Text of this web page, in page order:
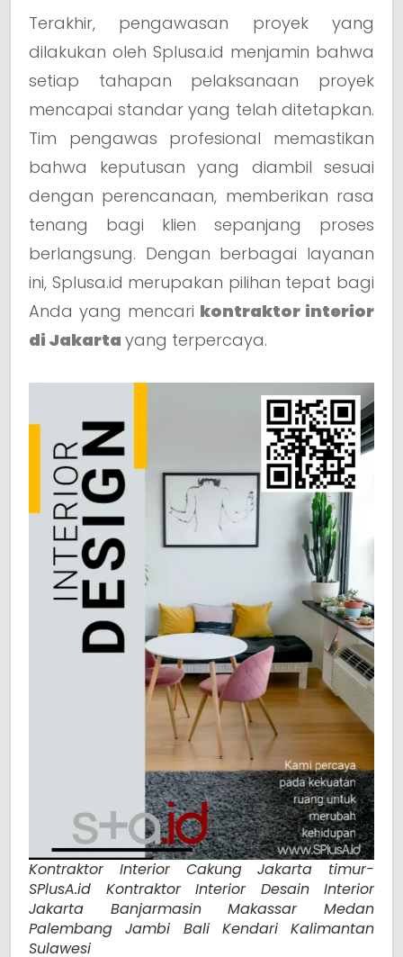
Terakhir, pengawasan proyek yang
dilakukan oleh Splusa.id menjamin bahwa
setiap tahapan pelaksanaan proyek
mencapai standar yang telah ditetapkan.
Tim pengawas profesional memastikan
bahwa keputusan yang diambil sesuai
dengan perencanaan, memberikan rasa
tenang bagi klien sepanjang proses
berlangsung. Dengan berbagai layanan
ini, Splusa.id merupakan pilihan tepat bagi
Anda yang mencari kontraktor interior
di Jakarta yang terpercaya.
Kontraktor Interior Cakung Jakarta timur-
SPlusA.id Kontraktor Interior Desain Interior
Jakarta Banjarmasin Makassar Medan
Palembang Jambi Bali Kendari Kalimantan
Sulawesi